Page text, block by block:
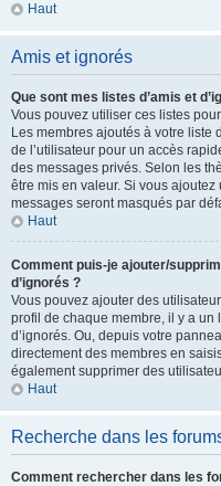
Haut
Amis et ignorés
Que sont mes listes d’amis et
Vous pouvez utiliser ces listes
Les membres ajoutés à votre liste
de l’utilisateur pour un accès
des messages privés. Selon les
être mis en valeur. Si vous
messages seront masqués par
Haut
Comment puis-je ajouter/
d’ignorés ?
Vous pouvez ajouter des
profil de chaque membre, il y a un
d’ignorés. Ou, depuis votre
directement des membres en
également supprimer des
Haut
Recherche dans les
Comment rechercher dans les